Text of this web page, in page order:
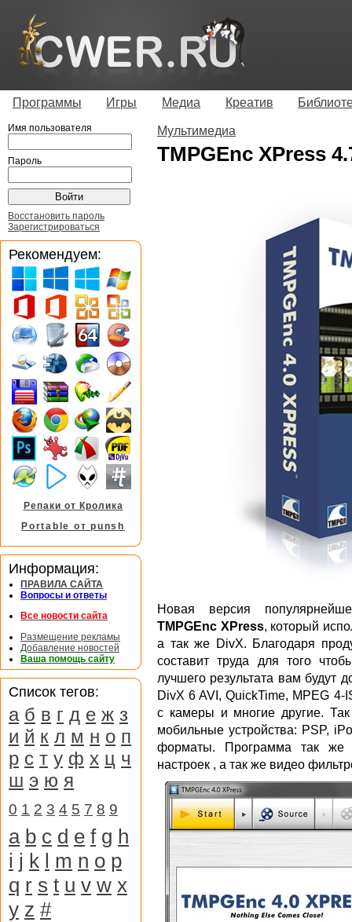
Программы Игры Медиа Креатив
Мультимедиа
TMPGEnc XPress
Новая версия
TMPGEnc XPress, который
а так же DivX. Благодаря
составит труда для того
лучшего результата вам будут
DivX 6 AVI, QuickTime, MPEG
с камеры и многие другие.
мобильные устройства: PSP,
форматы. Программа так же
настроек , а так же видео
Имя пользователя
Пароль
Восстановить пароль
Зарегистрироваться
Рекомендуем:
Репаки от Кролика
Portable от punsh
Информация:
ПРАВИЛА САЙТА
Вопросы и ответы
Все новости сайта
Размещение рекламы
Добавление новостей
Ваша помощь сайту
Список тегов:
а б в г д е ж з
и й к л м н о п
р с т у ф х ц ч
ш э ю я
0 1 2 3 4 5 7 8 9
a b c d e f g h
i j k l m n o p
q r s t u v w x
y z #